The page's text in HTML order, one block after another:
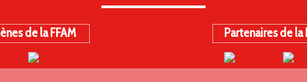
de la FFAM Partenaires de la